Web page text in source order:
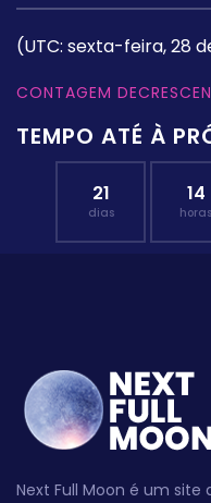
(UTC: sexta-feira, 28
CONTAGEM
TEMPO ATÉ À
21
dias
14
horas
Next Full Moon é um